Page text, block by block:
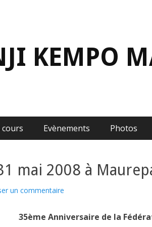
KEMPO
cours Evènements Photos
mai 2008 à
un commentaire
35ème Anniversaire de la